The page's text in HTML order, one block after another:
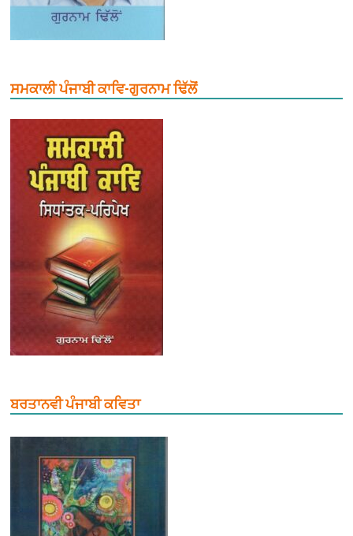
ਸਮਕਾਲੀ ਪੰਜਾਬੀ ਕਾਵਿ-ਗੁਰਨਾਮ ਢਿੱਲੋਂ
ਬਰਤਾਨਵੀ ਪੰਜਾਬੀ ਕਵਿਤਾ